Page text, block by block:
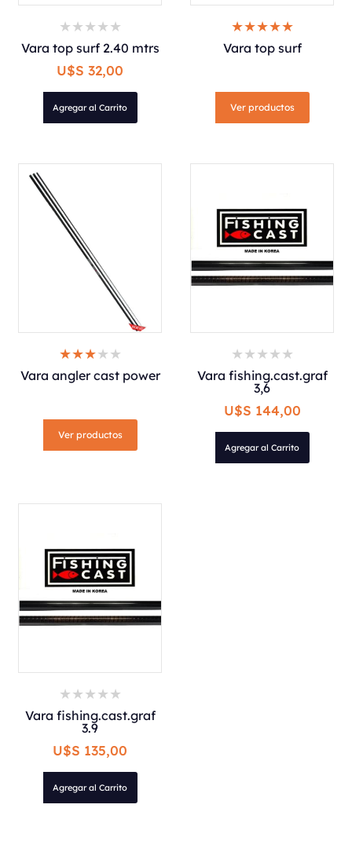
Vara top surf 2.40 mtrs
U$S 32,00
Agregar al Carrito
Vara top surf
Ver productos
Vara angler cast power
Ver productos
Vara fishing.cast.graf
3,6
U$S 144,00
Agregar al Carrito
Vara fishing.cast.graf
3.9
U$S 135,00
Agregar al Carrito